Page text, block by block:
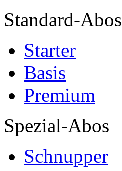
Standard-Abos
Starter
Basis
Premium
Spezial-Abos
Schnupper